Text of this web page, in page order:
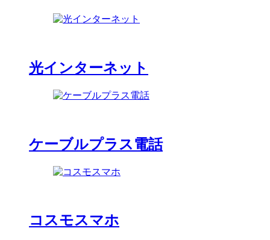
光インターネット
ケーブルプラス電話
コスモスマホ